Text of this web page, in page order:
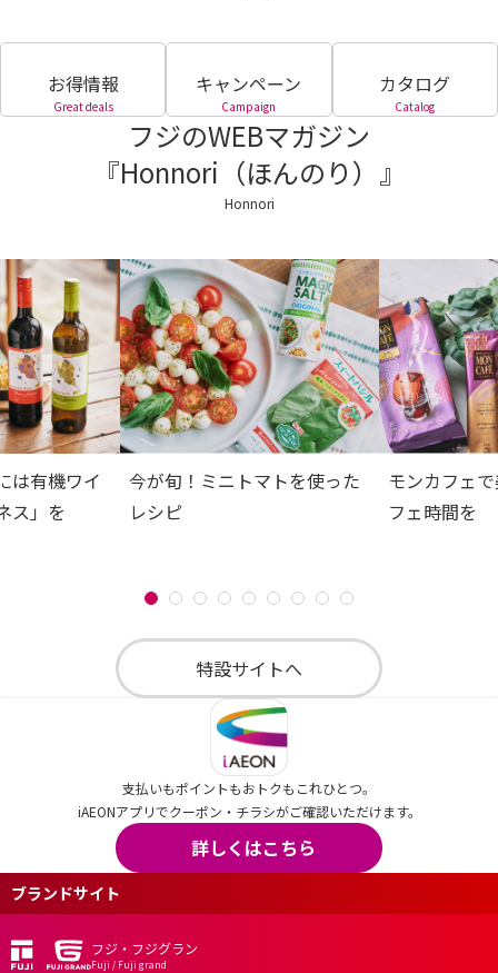
お得情報
Great deals
キャンペーン
Campaign
カタログ
Catalog
フジのWEBマガジン
『Honnori（ほんのり）』
Honnori
は有機ワイ
ス」を
今が旬！ミニトマトを使った
レシピ
モンカフェ
フェ時間を
特設サイトへ
支払いもポイントもおトクもこれひとつ。
iAEONアプリでクーポン・チラシがご確認いただけます。
詳しくはこちら
ブランドサイト
フジ・フジグラン
Fuji / Fuji grand